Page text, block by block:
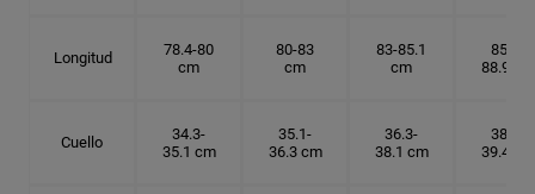
Longitud
78.4-80
cm
80-83
cm
83-85.1
cm
85.1-
88.9 cm
Cuello
34.3-
35.1 cm
35.1-
36.3 cm
36.3-
38.1 cm
38.1-
39.4 cm